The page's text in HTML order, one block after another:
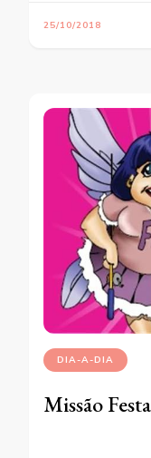
25/10/2018
DIA-A-DIA
Missão